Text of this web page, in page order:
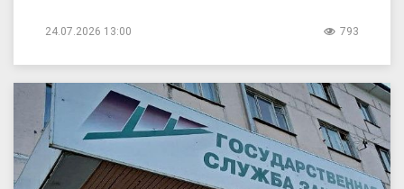
24.07.2026 13:00 793